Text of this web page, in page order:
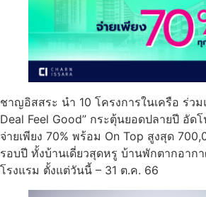
ชาญอิสสระ นำ 10 โครงการในเครือ ร่ว
Deal Feel Good” กระตุ้นยอดปลายปี อัด
จ่ายเพียง 70% พร้อม On Top สูงสุด
รอบปี ทั้งบ้านเดี่ยวสุดหรู บ้านพักตากอาก
โรงแรม ตั้งแต่วันนี้ – 31 ต.ค. 66